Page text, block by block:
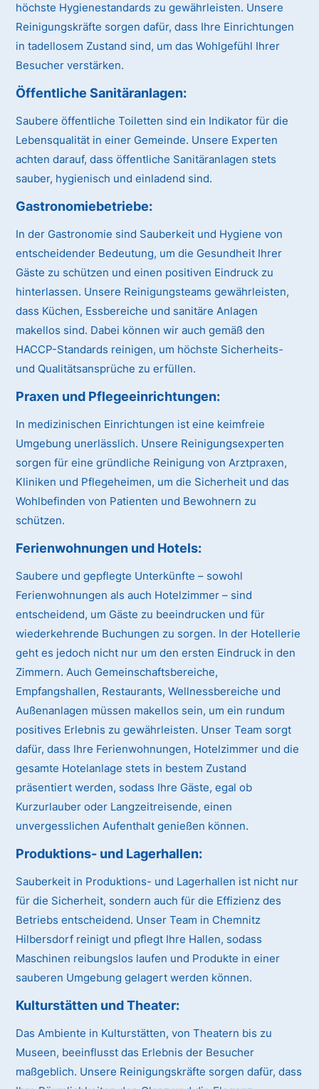
höchste Hygienestandards zu gewährleisten. Unsere
Reinigungskräfte sorgen dafür, dass Ihre Einrichtungen
in tadellosem Zustand sind, um das Wohlgefühl Ihrer
Besucher verstärken.
Öffentliche Sanitäranlagen:
Saubere öffentliche Toiletten sind ein Indikator für die
Lebensqualität in einer Gemeinde. Unsere Experten
achten darauf, dass öffentliche Sanitäranlagen stets
sauber, hygienisch und einladend sind.
Gastronomiebetriebe:
In der Gastronomie sind Sauberkeit und Hygiene von
entscheidender Bedeutung, um die Gesundheit Ihrer
Gäste zu schützen und einen positiven Eindruck zu
hinterlassen. Unsere Reinigungsteams gewährleisten,
dass Küchen, Essbereiche und sanitäre Anlagen
makellos sind. Dabei können wir auch gemäß den
HACCP-Standards reinigen, um höchste Sicherheits-
und Qualitätsansprüche zu erfüllen.
Praxen und Pflegeeinrichtungen:
In medizinischen Einrichtungen ist eine keimfreie
Umgebung unerlässlich. Unsere Reinigungsexperten
sorgen für eine gründliche Reinigung von Arztpraxen,
Kliniken und Pflegeheimen, um die Sicherheit und das
Wohlbefinden von Patienten und Bewohnern zu
schützen.
Ferienwohnungen und Hotels:
Saubere und gepflegte Unterkünfte – sowohl
Ferienwohnungen als auch Hotelzimmer – sind
entscheidend, um Gäste zu beeindrucken und für
wiederkehrende Buchungen zu sorgen. In der Hotellerie
geht es jedoch nicht nur um den ersten Eindruck in den
Zimmern. Auch Gemeinschaftsbereiche,
Empfangshallen, Restaurants, Wellnessbereiche und
Außenanlagen müssen makellos sein, um ein rundum
positives Erlebnis zu gewährleisten. Unser Team sorgt
dafür, dass Ihre Ferienwohnungen, Hotelzimmer und die
gesamte Hotelanlage stets in bestem Zustand
präsentiert werden, sodass Ihre Gäste, egal ob
Kurzurlauber oder Langzeitreisende, einen
unvergesslichen Aufenthalt genießen können.
Produktions- und Lagerhallen:
Sauberkeit in Produktions- und Lagerhallen ist nicht nur
für die Sicherheit, sondern auch für die Effizienz des
Betriebs entscheidend. Unser Team in Chemnitz
Hilbersdorf reinigt und pflegt Ihre Hallen, sodass
Maschinen reibungslos laufen und Produkte in einer
sauberen Umgebung gelagert werden können.
Kulturstätten und Theater:
Das Ambiente in Kulturstätten, von Theatern bis zu
Museen, beeinflusst das Erlebnis der Besucher
maßgeblich. Unsere Reinigungskräfte sorgen dafür, dass